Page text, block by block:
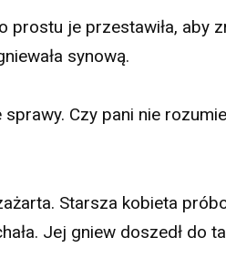
prostu je przestawiła, aby
synową.
Czy pani nie
Starsza kobieta
Jej gniew doszedł do